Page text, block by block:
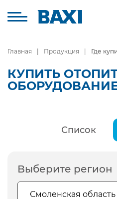
Главная Продукция Где
КУПИТЬ
ОБОРУДОВАНИЕ
Список
Выберите регион